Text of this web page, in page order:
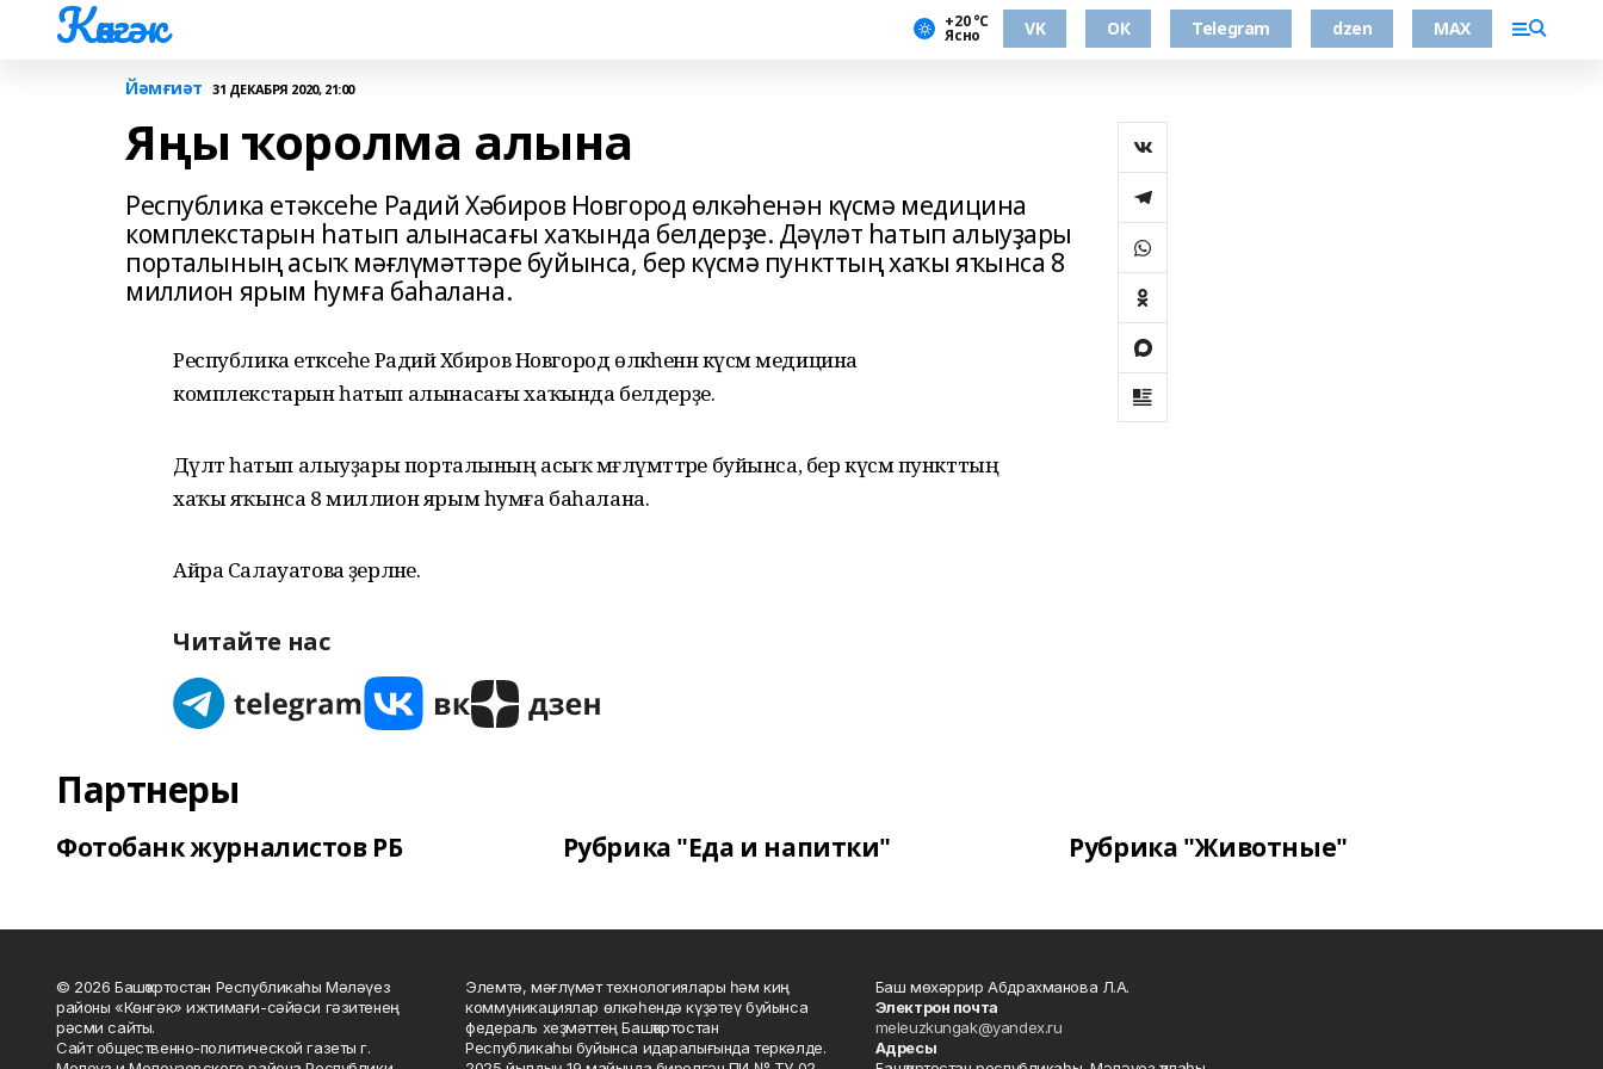
Көнгәк +20 °С
Ясно VK ОК Telegram dzen MAX
Йәмғиәт 31 ДЕКАБРЯ 2020, 21:00
Яңы ҡоролма алына
Республика етәксеһе Радий Хәбиров Новгород өлкәһенән күсмә медицина
комплекстарын һатып алынасағы хаҡында белдерҙе. Дәүләт һатып алыуҙары
порталының асыҡ мәғлүмәттәре буйынса, бер күсмә пункттың хаҡы яҡынса 8
миллион ярым һумға баһалана.
Республика етәксеһе Радий Хәбиров Новгород өлкәһенән күсмә медицина
комплекстарын һатып алынасағы хаҡында белдерҙе.
Дәүләт һатып алыуҙары порталының асыҡ мәғлүмәттәре буйынса, бер күсмә пункттың
хаҡы яҡынса 8 миллион ярым һумға баһалана.
Айра Салауатова әҙерләне.
Читайте нас
Партнеры
Фотобанк журналистов РБ Рубрика "Еда и напитки" Рубрика "Животные"
© 2026 Башҡортостан Республикаһы Мәләүез
районы «Көнгәк» ижтимағи-сәйәси гәзитенең
рәсми сайты.
Сайт общественно-политической газеты г.
Элемтә, мәғлүмәт технологиялары һәм киң
коммуникациялар өлкәһендә күҙәтеү буйынса
федераль хеҙмәттең Башҡортостан
Республикаһы буйынса идаралығында теркәлде.
Баш мөхәррир Абдрахманова Л.А.
Электрон почта
meleuzkungak@yandex.ru
Адресы